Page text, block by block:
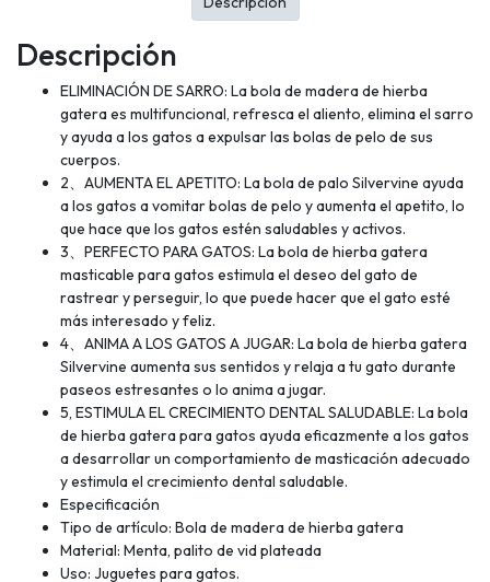
Descripción
ELIMINACIÓN DE SARRO: La bola de madera de hierba
gatera es multifuncional, refresca el aliento, elimina el sarro
y ayuda a los gatos a expulsar las bolas de pelo de sus
cuerpos.
2、AUMENTA EL APETITO: La bola de palo Silvervine ayuda
a los gatos a vomitar bolas de pelo y aumenta el apetito, lo
que hace que los gatos estén saludables y activos.
3、PERFECTO PARA GATOS: La bola de hierba gatera
masticable para gatos estimula el deseo del gato de
rastrear y perseguir, lo que puede hacer que el gato esté
más interesado y feliz.
4、ANIMA A LOS GATOS A JUGAR: La bola de hierba gatera
Silvervine aumenta sus sentidos y relaja a tu gato durante
paseos estresantes o lo anima a jugar.
5, ESTIMULA EL CRECIMIENTO DENTAL SALUDABLE: La bola
de hierba gatera para gatos ayuda eficazmente a los gatos
a desarrollar un comportamiento de masticación adecuado
y estimula el crecimiento dental saludable.
Especificación
Tipo de artículo: Bola de madera de hierba gatera
Material: Menta, palito de vid plateada
Uso: Juguetes para gatos.